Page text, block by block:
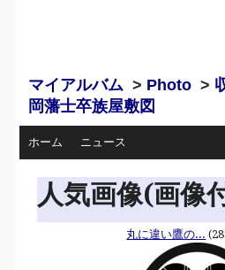
マイアルバム > Photo >
岡藩士卒族屋敷図
ホーム ニュース
人気画像(画像
丸に違い鷹の...